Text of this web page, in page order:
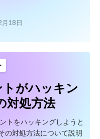
18日
がハッキン
対処方法
トをハッキングしようと
の対処方法について説明